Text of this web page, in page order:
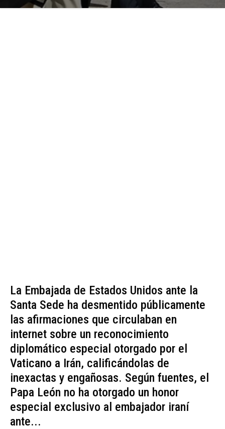
La Embajada de Estados Unidos ante la
Santa Sede ha desmentido públicamente
las afirmaciones que circulaban en
internet sobre un reconocimiento
diplomático especial otorgado por el
Vaticano a Irán, calificándolas de
inexactas y engañosas. Según fuentes, el
Papa León no ha otorgado un honor
especial exclusivo al embajador iraní
ante...